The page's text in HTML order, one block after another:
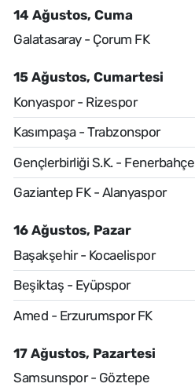
14 Ağustos, Cuma
Galatasaray - Çorum FK
15 Ağustos, Cumartesi
Konyaspor - Rizespor
Kasımpaşa - Trabzonspor
Gençlerbirliği S.K. - Fenerbahçe
Gaziantep FK - Alanyaspor
16 Ağustos, Pazar
Başakşehir - Kocaelispor
Beşiktaş - Eyüpspor
Amed - Erzurumspor FK
17 Ağustos, Pazartesi
Samsunspor - Göztepe